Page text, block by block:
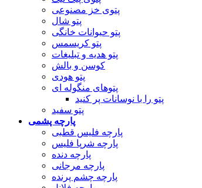
پتوی خز مصنوعی
پتو شال
پتو حیوانات خانگی
پتو کریسمس
پتو هدیه و تبلیغات
کوسن و بالش
پتو هودی
پتوهای منگوله ای
پتو را با نوسانات پر کنید
پتو سفید
پارچه پشمی
پارچه فلیس قطبی
پارچه شرپا فلیس
پارچه دنده
پارچه مرجانی
پارچه چشم پرنده